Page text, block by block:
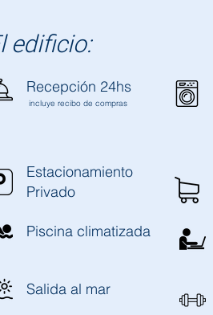
edificio:
Recepción 24hs
incluye recibo de compras
Estacionamiento
Privado
Piscina climatizada
Salida al mar